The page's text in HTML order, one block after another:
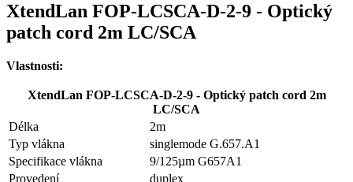
XtendLan FOP-LCSCA-D-2-9 - Optický
patch cord 2m LC/SCA
Vlastnosti:
XtendLan FOP-LCSCA-D-2-9 - Optický patch cord 2m
LC/SCA
Délka
2m
Typ vlákna
singlemode G.657.A1
Specifikace vlákna
9/125µm G657A1
Provedení
duplex